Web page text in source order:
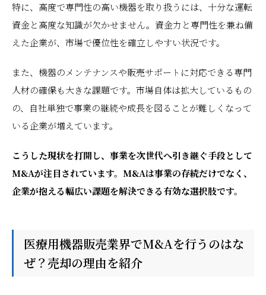
特に、高度で専門性の高い機器を取り扱うには、十分な運転
資金と高度な知識が欠かせません。資金力と専門性を兼ね備
えた企業が、市場で優位性を確立しやすい状況です。
また、機器のメンテナンスや販売サポートに対応できる専門
人材の確保も大きな課題です。市場自体は拡大しているもの
の、自社単独で事業の継続や成長を図ることが難しくなって
いる企業が増えています。
こうした現状を打開し、事業を次世代へ引き継ぐ手段として
M&Aが注目されています。M&Aは事業の存続だけでなく、
企業が抱える幅広い課題を解決できる有効な選択肢です。
医療用機器販売業界でM&Aを行うのはな
ぜ？売却の理由を紹介